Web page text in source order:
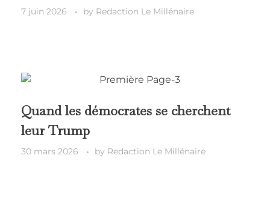
7 juin 2026 by Redaction Le Millénaire
Quand les démocrates se cherchent
leur Trump
30 mars 2026 by Redaction Le Millénaire